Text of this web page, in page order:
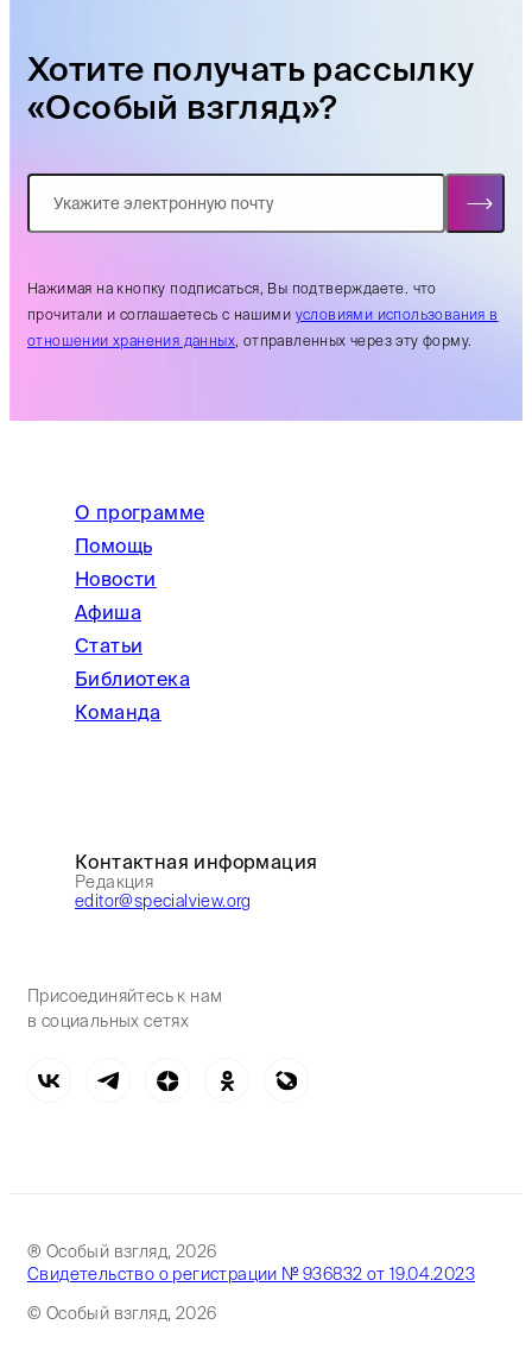
Хотите получать рассылку
«Особый взгляд»?
Нажимая на кнопку подписаться, Вы подтверждаете. что
прочитали и соглашаетесь с нашими условиями использования в
отношении хранения данных, отправленных через эту форму.
О программе
Помощь
Новости
Афиша
Статьи
Библиотека
Команда
Контактная информация
Редакция
editor@specialview.org
Присоединяйтесь к нам
в социальных сетях
® Особый взгляд, 2026
Свидетельство о регистрации № 936832 от 19.04.2023
© Особый взгляд, 2026